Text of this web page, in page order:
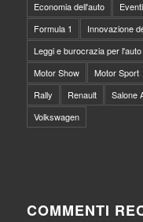
Economia dell'auto
Formula 1
Innovazione
Leggi e burocrazia per l'auto
Motor Show
Motor Sport
Rally
Renault Salone
Volkswagen
COMMENTI